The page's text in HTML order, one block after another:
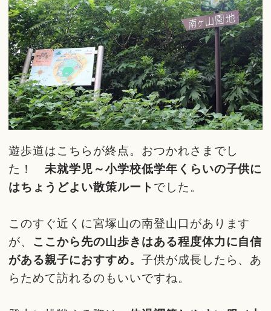
遊歩道はこちらが終点。おつかれさまでし
た！未就学児～小学校低学年くらいの子供に
はちょうどよい散策ルート でした。
このすぐ近くに宮塚山の南登山口があります
が、 ここから先の山歩きはある程度体力に自信
がある親子におすすめ。 子供が成長したら、あ
らためて訪れるのもいいですね。